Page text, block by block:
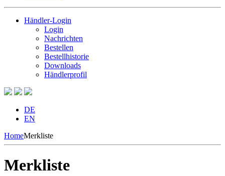
Händler-Login
Login
Nachrichten
Bestellen
Bestellhistorie
Downloads
Händlerprofil
DE
EN
HomeMerkliste
Merkliste